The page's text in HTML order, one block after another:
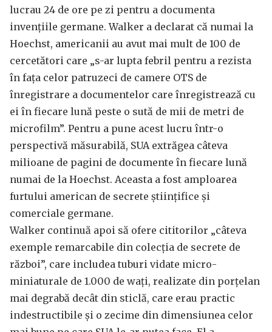
lucrau 24 de ore pe zi pentru a documenta
invențiile germane. Walker a declarat că numai la
Hoechst, americanii au avut mai mult de 100 de
cercetători care „s-ar lupta febril pentru a rezista
în fața celor patruzeci de camere OTS de
înregistrare a documentelor care înregistrează cu
ei în fiecare lună peste o sută de mii de metri de
microfilm”. Pentru a pune acest lucru într-o
perspectivă măsurabilă, SUA extrăgea câteva
milioane de pagini de documente în fiecare lună
numai de la Hoechst. Aceasta a fost amploarea
furtului american de secrete științifice și
comerciale germane.
Walker continuă apoi să ofere cititorilor „câteva
exemple remarcabile din colecția de secrete de
război”, care includea tuburi vidate micro-
miniaturale de 1.000 de wați, realizate din porțelan
mai degrabă decât din sticlă, care erau practic
indestructibile și o zecime din dimensiunea celor